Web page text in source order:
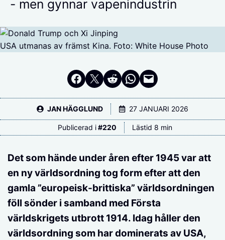
- men gynnar vapenindustrin
USA utmanas av främst Kina. Foto: White House Photo
Dela på Facebook
Dela på Twitter
Dela på RedditDela i WhatsApp
Maila en länk
JAN HÄGGLUND 27 JANUARI 2026
Publicerad i#220 Lästid 8 min
Det som hände under åren efter 1945 var att
en ny världsordning tog form efter att den
gamla ”europeisk-brittiska” världsordningen
föll sönder i samband med Första
världskrigets utbrott 1914. Idag håller den
världsordning som har dominerats av USA,